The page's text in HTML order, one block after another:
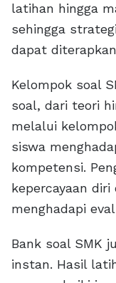
latihan hingga
sehingga
dapat
Kelompok soal
soal, dari teori
melalui
siswa
kompetensi.
kepercayaan
menghadapi
Bank soal SMK
instan. Hasil